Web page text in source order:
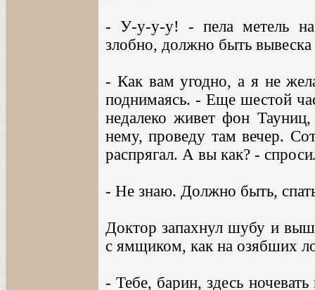
- У-у-у-у! - пела метель на
злобно, должно быть
- Как вам угодно, а я не
поднимаясь. - Еще шестой
недалеко живет фон
нему, проведу там вечер.
распрягал. А вы как? -
- Не знаю. Должно быть,
Доктор запахнул шубу и
с ямщиком, как на озябших
- Тебе, барин, здесь